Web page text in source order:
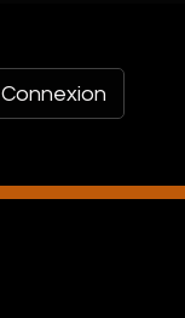
Connexion